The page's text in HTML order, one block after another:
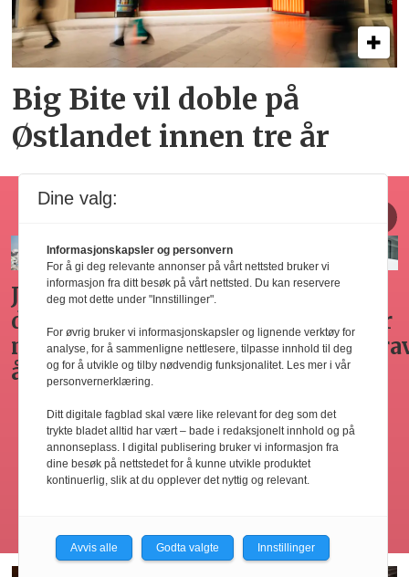
Big Bite vil doble på
Østlandet innen tre år
Horecajus fra Føyen
Arbeidsgivers
omplasseringsplikt
ved
oppsigelse
Gode
råd for
sykefraværsoppfølging
Seminar
om
varsling
Hvilken
adgang
har
innleie
av
Dine valg:
Informasjonskapsler og personvern
For å gi deg relevante annonser på vårt nettsted bruker vi
informasjon fra ditt besøk på vårt nettsted. Du kan reservere
deg mot dette under "Innstillinger".
For øvrig bruker vi informasjonskapsler og lignende verktøy for
analyse, for å sammenligne nettlesere, tilpasse innhold til deg
og for å utvikle og tilby nødvendig funksjonalitet. Les mer i vår
personvernerklæring.
Ditt digitale fagblad skal være like relevant for deg som det
trykte bladet alltid har vært – bade i redaksjonelt innhold og på
annonseplass. I digital publisering bruker vi informasjon fra
dine besøk på nettstedet for å kunne utvikle produktet
kontinuerlig, slik at du opplever det nyttig og relevant.
Avvis alle Godta valgte Innstillinger